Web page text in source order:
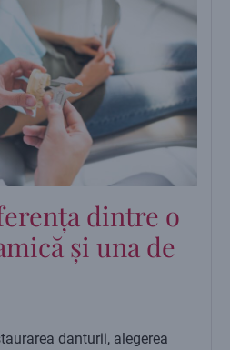
dintre o
și una de
danturii, alegerea